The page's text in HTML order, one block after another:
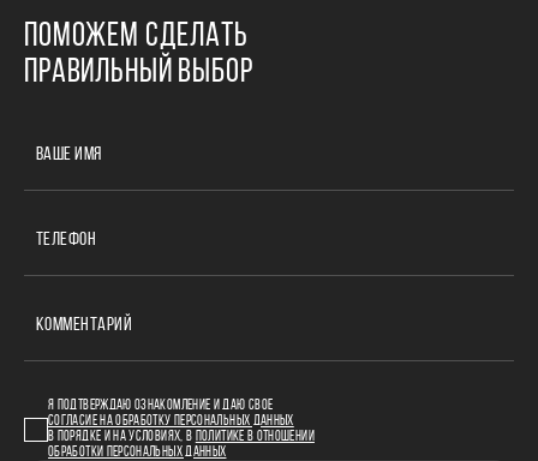
ПОМОЖЕМ СДЕЛАТЬ
ПРАВИЛЬНЫЙ ВЫБОР
ВАШЕ ИМЯ
ТЕЛЕФОН
КОММЕНТАРИЙ
Я ПОДТВЕРЖДАЮ ОЗНАКОМЛЕНИЕ И ДАЮ СВОЕ
СОГЛАСИЕ НА ОБРАБОТКУ ПЕРСОНАЛЬНЫХ ДАННЫХ
В ПОРЯДКЕ И НА УСЛОВИЯХ, В
ПОЛИТИКЕ В ОТНОШЕНИИ
ОБРАБОТКИ ПЕРСОНАЛЬНЫХ ДАННЫХ